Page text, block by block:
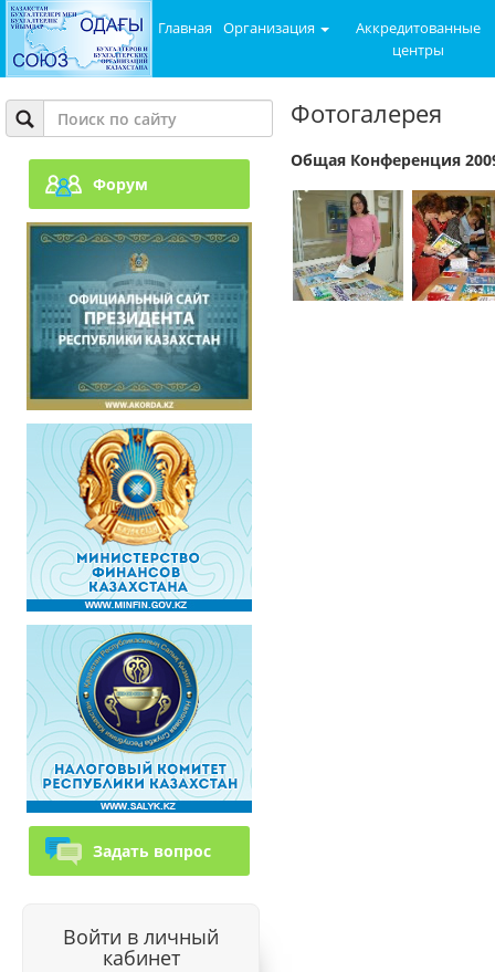
Главная Организация
Аккредитованные
центры
Форум
Задать вопрос
Войти в личный
кабинет
Фотогалерея
Общая Конференция